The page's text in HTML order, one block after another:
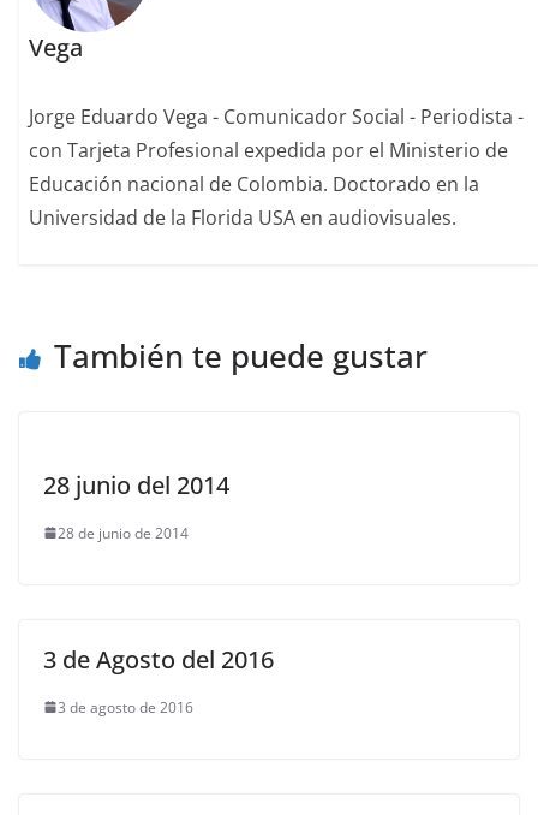
Vega
Jorge Eduardo Vega - Comunicador Social - Periodista -
con Tarjeta Profesional expedida por el Ministerio de
Educación nacional de Colombia. Doctorado en la
Universidad de la Florida USA en audiovisuales.
También te puede gustar
28 junio del 2014
28 de junio de 2014
3 de Agosto del 2016
3 de agosto de 2016